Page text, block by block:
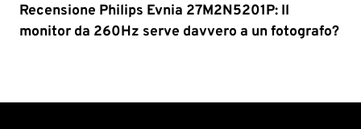
Recensione Philips Evnia 27M2N5201P: Il
monitor da 260Hz serve davvero a un fotografo?